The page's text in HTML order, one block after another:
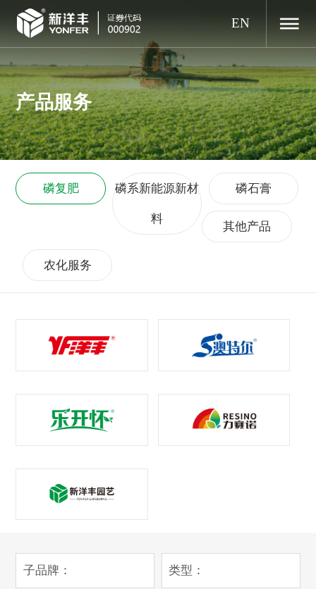
EN
产品服务
磷复肥 磷系新能源新材
料
磷石膏
其他产品
农化服务
子品牌： 类型：